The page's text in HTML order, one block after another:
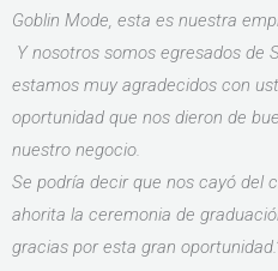
Goblin Mode, esta es nuestra
Y nosotros somos egresados de
estamos muy agradecidos con
oportunidad que nos dieron de
nuestro negocio.
Se podría decir que nos cayó del
ahorita la ceremonia de
gracias por esta gran